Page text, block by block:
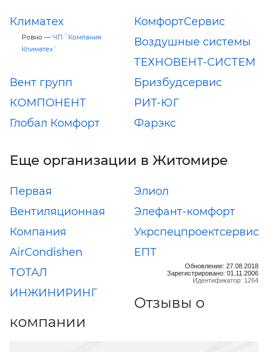
Климатех
Ровно — ЧП `Компания
Климатех`
КомфортСервис
Воздушные системы
ТЕХНОВЕНТ-СИСТЕМ
Вент групп
Бризбудсервис
КОМПОНЕНТ
РИТ-ЮГ
Глобал Комфорт
Фарэкс
Еще организации в Житомире
Первая
Вентиляционная
Компания
Элиол
Элефант-комфорт
Укрспецпроектсервис
AirCondishen
ЕПТ
ТОТАЛ
ИНЖИНИРИНГ
Обновление: 27.08.2018
Зарегистрировано: 01.11.2006
Идентификатор: 1264
Отзывы о
компании